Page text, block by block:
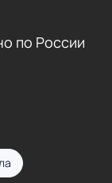
по России